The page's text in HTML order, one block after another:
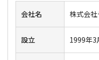
会社名 株式会社
設立 1999年3